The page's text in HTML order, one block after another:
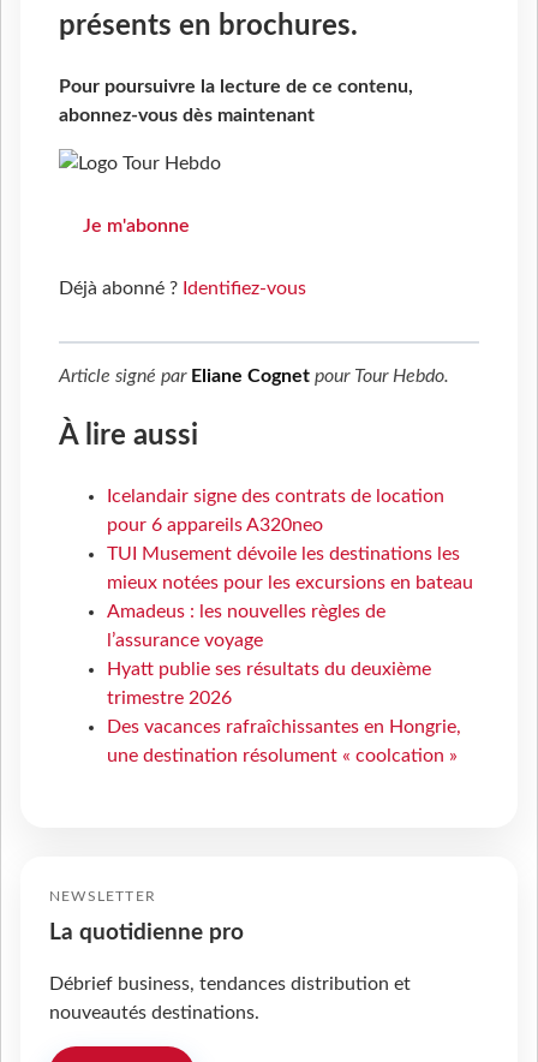
présents en brochures.
Pour poursuivre la lecture de ce contenu,
abonnez-vous dès maintenant
Je m'abonne
Déjà abonné ? Identifiez-vous
Article signé par Eliane Cognet pour Tour Hebdo.
À lire aussi
Icelandair signe des contrats de location
pour 6 appareils A320neo
TUI Musement dévoile les destinations les
mieux notées pour les excursions en bateau
Amadeus : les nouvelles règles de
l’assurance voyage
Hyatt publie ses résultats du deuxième
trimestre 2026
Des vacances rafraîchissantes en Hongrie,
une destination résolument « coolcation »
NEWSLETTER
La quotidienne pro
Débrief business, tendances distribution et
nouveautés destinations.